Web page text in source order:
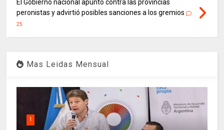
El Gobierno nacional apuntó contra las provincias
peronistas y advirtió posibles sanciones a los gremios
25
Mas Leidas Mensual
1